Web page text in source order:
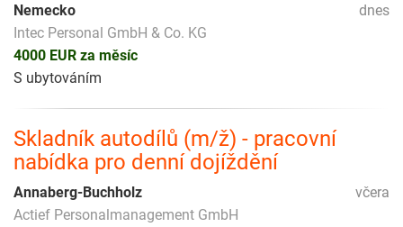
dnes
Nemecko
Intec Personal GmbH & Co. KG
4000 EUR za měsíc
S ubytováním
Skladník autodílů (m/ž) - pracovní
nabídka pro denní dojíždění
včera
Annaberg-Buchholz
Actief Personalmanagement GmbH